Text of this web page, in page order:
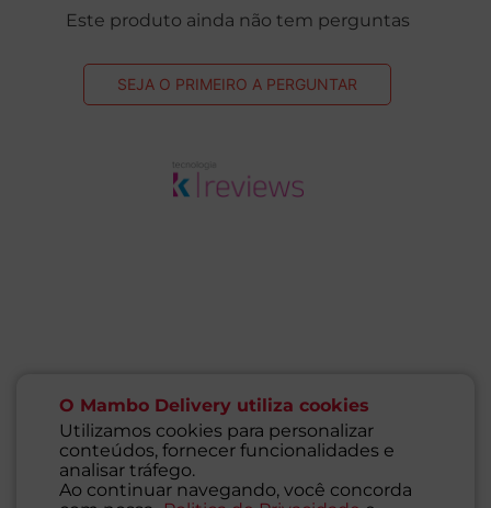
O Mambo Delivery utiliza cookies
Utilizamos cookies para personalizar
conteúdos, fornecer funcionalidades e
analisar tráfego.
Ao continuar navegando, você concorda
Este produto ainda não tem perguntas
SEJA O PRIMEIRO A PERGUNTAR